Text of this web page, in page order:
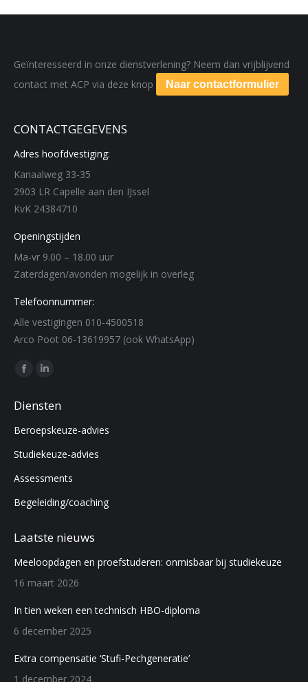
Geïnteresseerd in onze dienstverlening? Neem dan vrijblijvend
contact met ACP via deze knop
Naar contactformulier
CONTACTGEGEVENS
Adres hoofdvestiging:
Kanaalweg 33-35
2903 LR Capelle aan den IJssel
KvK 24384710
Openingstijden
Ma-vr 9.00 – 18.00 uur
Zaterdagen/avonden mogelijk in overleg
Telefoonnummer:
Alle vestigingen 010-4500518
Arco Poot 06-13619957 (ook WhatsApp)
Find us on:
Facebook
opens
in
new
opens
in
Diensten
Beroepskeuze-advies
Studiekeuze-advies
Assessments
Begeleiding/coaching
Laatste nieuws
Meeloopdagen en proefstuderen: onmisbaar bij studiekeuze
16 maart 2026
In tien weken een technisch HBO-diploma
6 december 2025
Extra compensatie ‘Stufi-Pechgeneratie’
1 december 2024